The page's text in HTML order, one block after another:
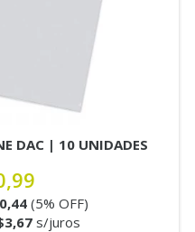
DAC | 10 UNIDADES
(5% OFF)
s/juros